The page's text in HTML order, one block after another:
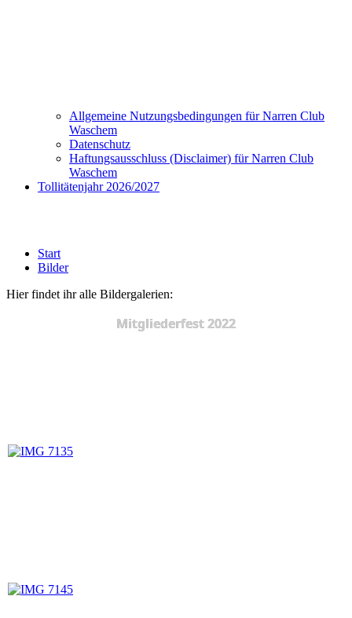
Allgemeine Nutzungsbedingungen für Narren Club
Waschem
Datenschutz
Haftungsausschluss (Disclaimer) für Narren Club
Waschem
Tollitätenjahr 2026/2027
Start
Bilder
Hier findet ihr alle Bildergalerien:
Mitgliederfest 2022